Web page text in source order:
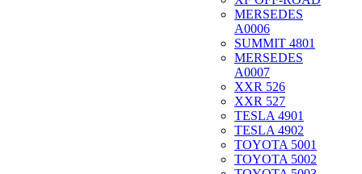
MERSEDES
A0006
SUMMIT 4801
MERSEDES
A0007
XXR 526
XXR 527
TESLA 4901
TESLA 4902
TOYOTA 5001
TOYOTA 5002